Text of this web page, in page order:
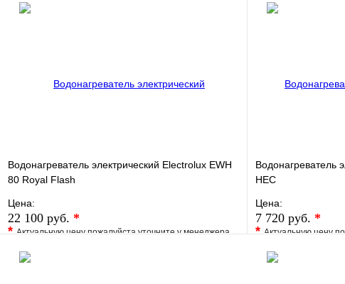
Водонагреватель электрический Electrolux EWH
80 Royal Flash
Цена:
22 100 руб. *
*Актуальную цену пожалуйста уточните у менеджера
В избранное
Водонагреватель
HEC
Цена:
7 720 руб. *
*Актуальную цену
В избранное